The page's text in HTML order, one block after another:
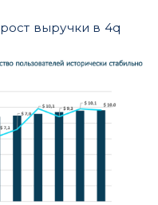
выручки в 4q